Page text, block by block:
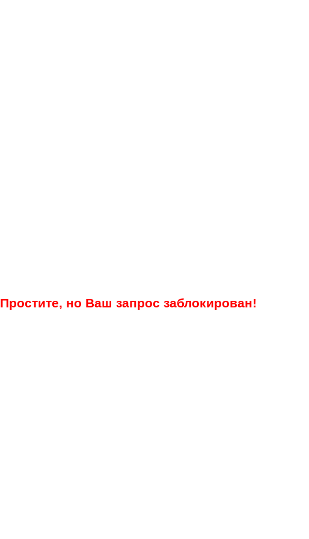
Простите, но Ваш запрос заблокирован!